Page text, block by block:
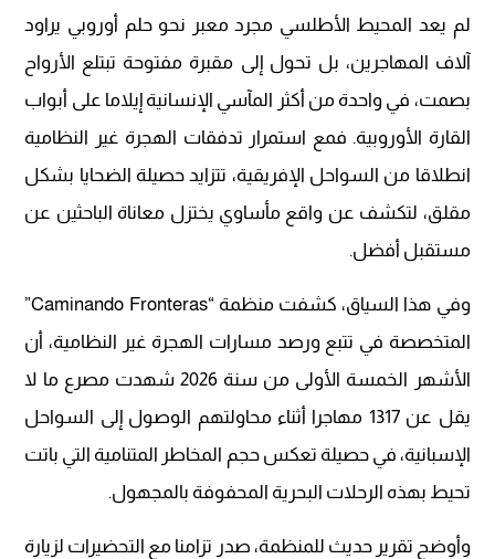
لم يعد المحيط الأطلسي مجرد معبر نحو حلم أوروبي يراود
آلاف المهاجرين، بل تحول إلى مقبرة مفتوحة تبتلع الأرواح
بصمت، في واحدة من أكثر المآسي الإنسانية إيلاما على أبواب
القارة الأوروبية. فمع استمرار تدفقات الهجرة غير النظامية
انطلاقا من السواحل الإفريقية، تتزايد حصيلة الضحايا بشكل
مقلق، لتكشف عن واقع مأساوي يختزل معاناة الباحثين عن
مستقبل أفضل.
وفي هذا السياق، كشفت منظمة “Caminando Fronteras”
المتخصصة في تتبع ورصد مسارات الهجرة غير النظامية، أن
الأشهر الخمسة الأولى من سنة 2026 شهدت مصرع ما لا
يقل عن 1317 مهاجرا أثناء محاولتهم الوصول إلى السواحل
الإسبانية، في حصيلة تعكس حجم المخاطر المتنامية التي باتت
تحيط بهذه الرحلات البحرية المحفوفة بالمجهول.
وأوضح تقرير حديث للمنظمة، صدر تزامنا مع التحضيرات لزيارة